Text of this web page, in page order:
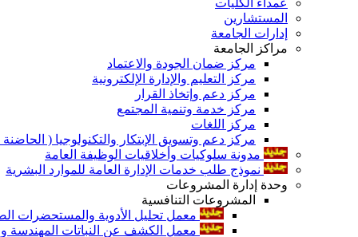
المستشارين
إدارات الجامعة
مراكز الجامعة
مركز ضمان الجودة والاعتماد
مركز التعليم والإدارة الإلكترونية
مركز دعم وإتخاذ القرار
مركز خدمة وتنمية المجتمع
مركز اللغات
مركز دعم وتسويق الإبتكار والتكنولوجيا ( الحاضنة
مدونة سلوكيات وأخلاقيات الوظيفة العامة
نموذج طلب خدمات الإدارة العامة للموارد البشرية
وحدة إدارة المشروعات
المشروعات التنافسية
معمل تحليل الأدوية والمستحضرات
معمل الكشف عن النباتات المهندسة